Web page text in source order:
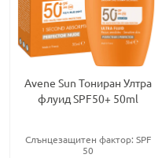
Avene Sun Тониран Ултра
флуид SPF50+ 50ml
Слънцезащитен фактор: SPF
50